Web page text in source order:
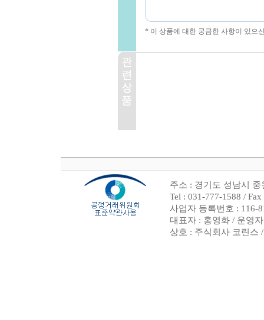
* 이 상품에 대한 궁금한 사항이 있으
주소 : 경기도 성남시
Tel : 031-777-1588 /
사업자 등록번호 : 116-
대표자 : 홍영화 / 운영
상호 : 주식회사 코린스